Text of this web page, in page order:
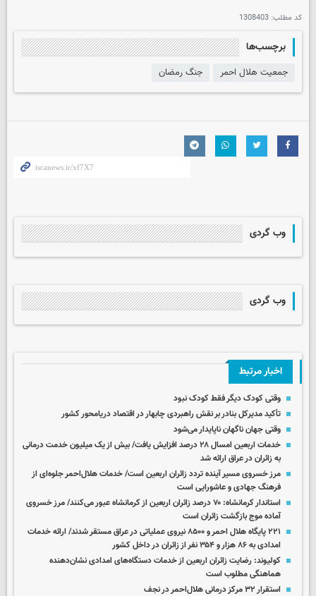
کد مطلب: 1308403
برچسب‌ها
جمعیت هلال احمر جنگ رمضان
وب گردی
وب گردی
اخبار مرتبط
وقتی کودک دیگر فقط کودک نبود
تأکید مدیرکل بنادر بر نقش راهبردی چابهار در اقتصاد دریامحور کشور
وقتی جهان ناگهان ناپایدار می‌شود
خدمات اربعین امسال ۲۸ درصد افزایش یافت/ بیش از یک میلیون خدمت درمانی
به زائران در عراق ارائه شد
مرز خسروی مسیر آینده تردد زائران اربعین است/ خدمات هلال‌احمر جلوه‌ای از
فرهنگ جهادی و عاشورایی است
استاندار کرمانشاه: ۷۰ درصد زائران اربعین از کرمانشاه عبور می‌کنند/ مرز خسروی
آماده موج بازگشت زائران است
۲۲۱ پایگاه هلال احمر و ۸۵۰۰ نیروی عملیاتی در عراق مستقر شدند/ ارائه خدمات
امدادی به ۸۶ هزار و ۳۵۴ نفر از زائران در داخل کشور
کولیوند: رضایت زائران اربعین از خدمات دستگاه‌های امدادی نشان‌دهنده
هماهنگی مطلوب است
استقرار ۳۲ مرکز درمانی هلال‌احمر در نجف